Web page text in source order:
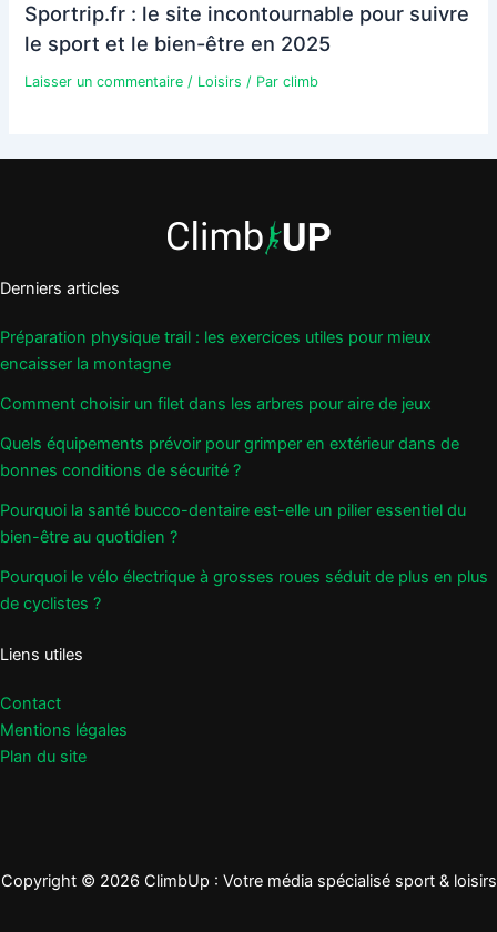
Sportrip.fr : le site incontournable pour suivre
le sport et le bien-être en 2025
Laisser un commentaire / Loisirs / Parclimb
Derniers articles
Préparation physique trail : les exercices utiles pour mieux
encaisser la montagne
Comment choisir un filet dans les arbres pour aire de jeux
Quels équipements prévoir pour grimper en extérieur dans de
bonnes conditions de sécurité ?
Pourquoi la santé bucco-dentaire est-elle un pilier essentiel du
bien-être au quotidien ?
Pourquoi le vélo électrique à grosses roues séduit de plus en plus
de cyclistes ?
Liens utiles
Contact
Mentions légales
Plan du site
Copyright © 2026 ClimbUp : Votre média spécialisé sport & loisirs